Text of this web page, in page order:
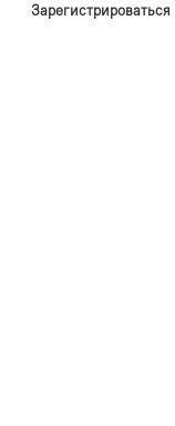
Зарегистрироваться